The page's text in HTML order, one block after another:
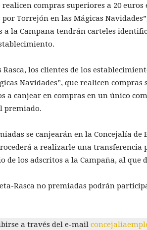
realicen compras superiores a 20
por Torrejón en las Mágicas
a la Campaña tendrán carteles
los clientes de los
Navidades”, que realicen compras
a canjear en compras en un único
premiado.
se canjearán en la Concejalía
a realizarle una
de los adscritos a la Campaña, al que
Rasca no premiadas podrán
a través del e-mail